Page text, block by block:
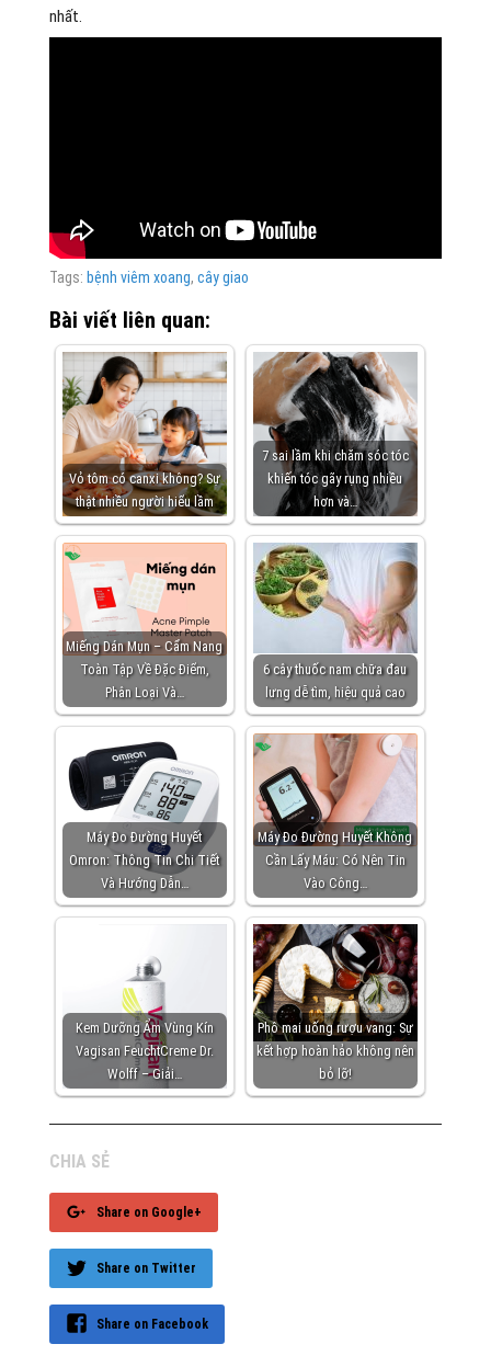
nhất.
Tags: bệnh viêm xoang, cây giao
Bài viết liên quan:
Vỏ tôm có canxi không? Sự
thật nhiều người hiểu lầm
7 sai lầm khi chăm sóc tóc
khiến tóc gãy rụng nhiều
hơn và…
Miếng Dán Mụn – Cẩm Nang
Toàn Tập Về Đặc Điểm,
Phân Loại Và…
6 cây thuốc nam chữa đau
lưng dễ tìm, hiệu quả cao
Máy Đo Đường Huyết
Omron: Thông Tin Chi Tiết
Và Hướng Dẫn…
Máy Đo Đường Huyết Không
Cần Lấy Máu: Có Nên Tin
Vào Công…
Kem Dưỡng Ẩm Vùng Kín
Vagisan FeuchtCreme Dr.
Wolff – Giải…
Phô mai uống rượu vang: Sự
kết hợp hoàn hảo không nên
bỏ lỡ!
CHIA SẺ
Share on Google+
Share on Twitter
Share on Facebook